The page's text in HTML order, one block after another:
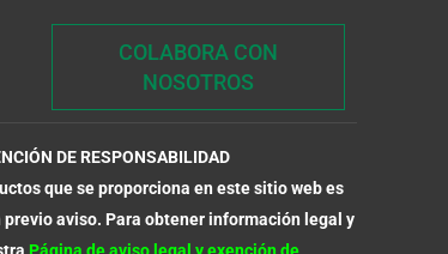
COLABORA CON
NOSOTROS
DE RESPONSABILIDAD
que se proporciona en este sitio web es
aviso. Para obtener información legal y